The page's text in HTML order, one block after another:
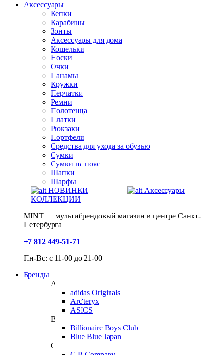
Аксессуары
Кепки
Карабины
Зонты
Аксессуары для дома
Кошельки
Носки
Очки
Панамы
Кружки
Перчатки
Ремни
Полотенца
Платки
Рюкзаки
Портфели
Средства для ухода за обувью
Сумки
Сумки на пояс
Шапки
Шарфы
НОВИНКИ
КОЛЛЕКЦИИ
Аксессуары
MINT — мультибрендовый магазин в центре Санкт-
Петербурга
+7 812 449-51-71
Пн-Вс: с 11-00 до 21-00
Бренды
A
adidas Originals
Arc'teryx
ASICS
B
Billionaire Boys Club
Blue Blue Japan
C